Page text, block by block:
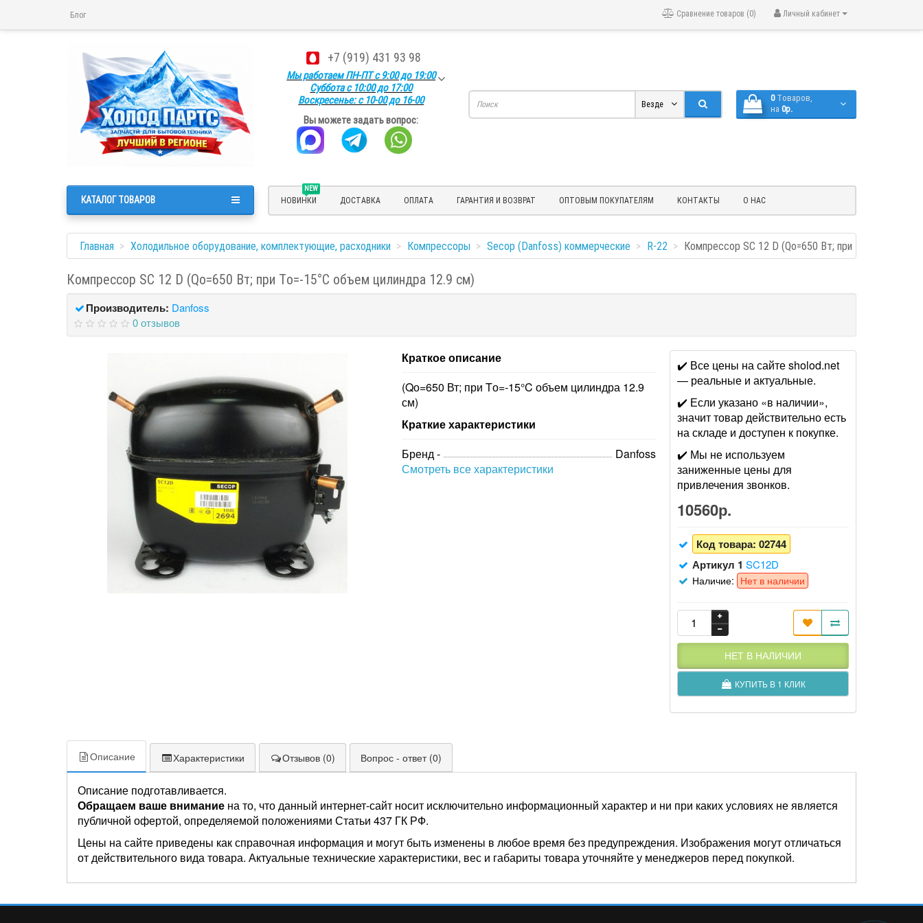
Блог Личный кабинет
Сравнение товаров (0)
+7 (919) 431 93 98
Мы работаем ПН-ПТ с 9:00 до 19:00
Суббота с 10:00 до 17:00
Воскресенье: с 10-00 до 16-00
Вы можете задать вопрос:
0 Tоваров,
на 0р.
Везде
NEW
НОВИНКИ ДОСТАВКА ОПЛАТА ГАРАНТИЯ И ВОЗВРАТ ОПТОВЫМ ПОКУПАТЕЛЯМ КОНТАКТЫ О НАС
КАТАЛОГ ТОВАРОВ
Главная Холодильное оборудование, комплектующие, расходники Компрессоры Secop (Danfoss) коммерческие R-22 Компрессор SC 12 D (Qо=650 Вт; при Tо=-15°C
Компрессор SC 12 D (Qо=650 Вт; при Tо=-15°C объем цилиндра 12.9 см)
Производитель: Danfoss
0 отзывов
Краткое описание
(Qо=650 Вт; при Tо=-15°C объем цилиндра 12.9
см)
Краткие характеристики
Бренд -
Danfoss
Смотреть все характеристики
✔️ Все цены на сайте sholod.net
— реальные и актуальные.
✔️ Если указано «в наличии»,
значит товар действительно есть
на складе и доступен к покупке.
✔️ Мы не используем
заниженные цены для
привлечения звонков.
10560р.
Код товара: 02744
Артикул 1 SC12D
Наличие: Нет в наличии
НЕТ В НАЛИЧИИ
КУПИТЬ В 1 КЛИК
Описание Характеристики Отзывов (0) Вопрос - ответ (0)
Описание подготавливается.
Обращаем ваше внимание на то, что данный интернет-сайт носит исключительно информационный характер и ни при каких условиях не является
публичной офертой, определяемой положениями Статьи 437 ГК РФ.
Цены на сайте приведены как справочная информация и могут быть изменены в любое время без предупреждения. Изображения могут отличаться
от действительного вида товара. Актуальные технические характеристики, вес и габариты товара уточняйте у менеджеров перед покупкой.